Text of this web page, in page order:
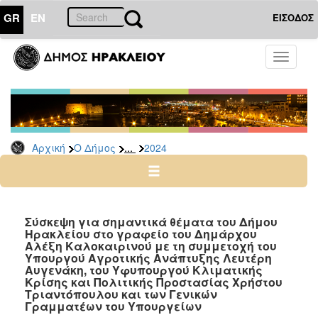
GR EN ΕΙΣΟΔΟΣ
Toggle
Αρχική Ο Δήμος ... 2024
ΔΗΜΟΣ
Δελτία
Τύπου
Αρχείο
2026
2024
2022
2021
2020
2019
Σύσκεψη για σημαντικά θέματα του Δήμου
Ηρακλείου στο γραφείο του Δημάρχου
Αλέξη Καλοκαιρινού με τη συμμετοχή του
Υπουργού Αγροτικής Ανάπτυξης Λευτέρη
Αυγενάκη, του Υφυπουργού Κλιματικής
Κρίσης και Πολιτικής Προστασίας Χρήστου
Τριαντόπουλου και των Γενικών
Γραμματέων του Υπουργείων